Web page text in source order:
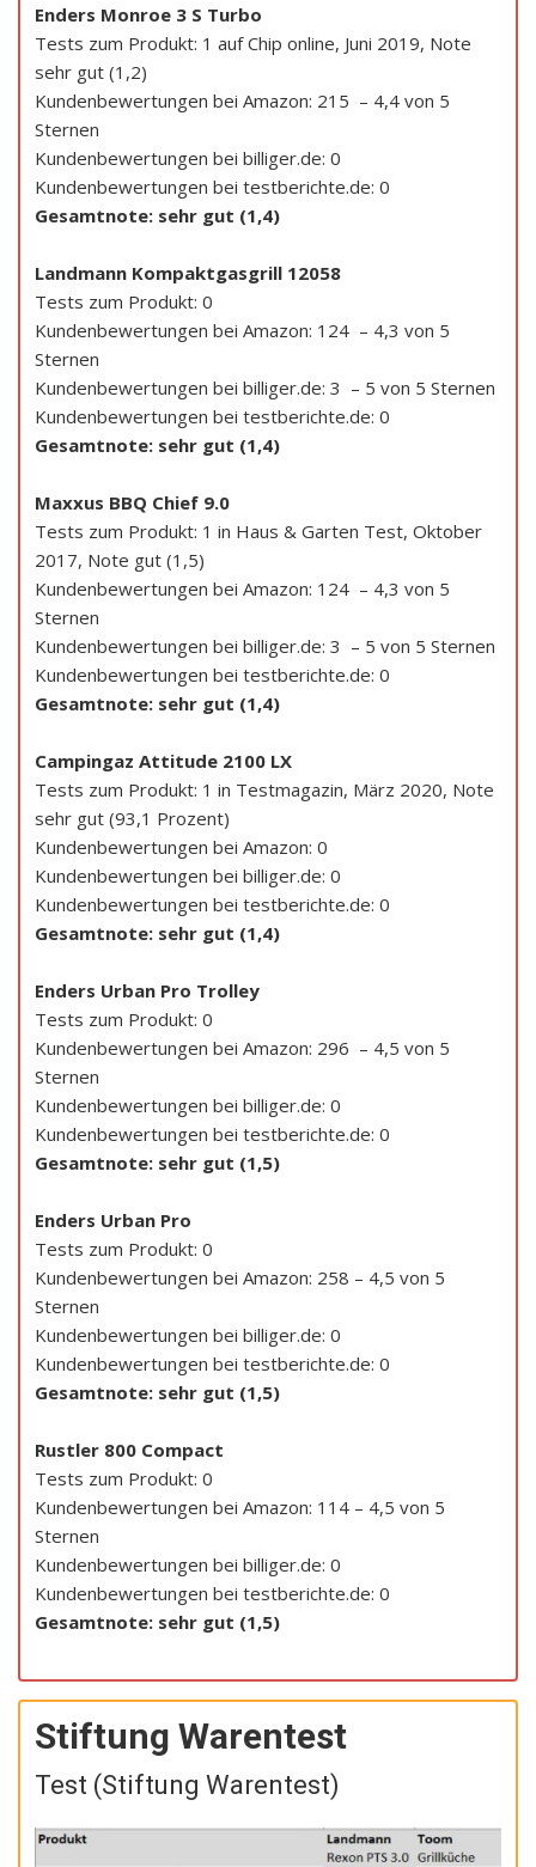
Enders Monroe 3 S Turbo
Tests zum Produkt: 1 auf Chip online, Juni 2019, Note
sehr gut (1,2)
Kundenbewertungen bei Amazon: 215 – 4,4 von 5
Sternen
Kundenbewertungen bei billiger.de: 0
Kundenbewertungen bei testberichte.de: 0
Gesamtnote: sehr gut (1,4)
Landmann Kompaktgasgrill 12058
Tests zum Produkt: 0
Kundenbewertungen bei Amazon: 124 – 4,3 von 5
Sternen
Kundenbewertungen bei billiger.de: 3 – 5 von 5 Sternen
Kundenbewertungen bei testberichte.de: 0
Gesamtnote: sehr gut (1,4)
Maxxus BBQ Chief 9.0
Tests zum Produkt: 1 in Haus & Garten Test, Oktober
2017, Note gut (1,5)
Kundenbewertungen bei Amazon: 124 – 4,3 von 5
Sternen
Kundenbewertungen bei billiger.de: 3 – 5 von 5 Sternen
Kundenbewertungen bei testberichte.de: 0
Gesamtnote: sehr gut (1,4)
Campingaz Attitude 2100 LX
Tests zum Produkt: 1 in Testmagazin, März 2020, Note
sehr gut (93,1 Prozent)
Kundenbewertungen bei Amazon: 0
Kundenbewertungen bei billiger.de: 0
Kundenbewertungen bei testberichte.de: 0
Gesamtnote: sehr gut (1,4)
Enders Urban Pro Trolley
Tests zum Produkt: 0
Kundenbewertungen bei Amazon: 296 – 4,5 von 5
Sternen
Kundenbewertungen bei billiger.de: 0
Kundenbewertungen bei testberichte.de: 0
Gesamtnote: sehr gut (1,5)
Enders Urban Pro
Tests zum Produkt: 0
Kundenbewertungen bei Amazon: 258 – 4,5 von 5
Sternen
Kundenbewertungen bei billiger.de: 0
Kundenbewertungen bei testberichte.de: 0
Gesamtnote: sehr gut (1,5)
Rustler 800 Compact
Tests zum Produkt: 0
Kundenbewertungen bei Amazon: 114 – 4,5 von 5
Sternen
Kundenbewertungen bei billiger.de: 0
Kundenbewertungen bei testberichte.de: 0
Gesamtnote: sehr gut (1,5)
Stiftung Warentest
Test (Stiftung Warentest)